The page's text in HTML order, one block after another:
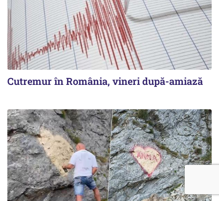
Cutremur în România, vineri după-amiază